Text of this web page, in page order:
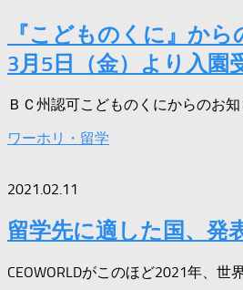
『こどものくに』か
3月5日（金）より入園
ＢＣ州認可こどものくにからのお
ワーホリ・留学
2021.02.11
留学先に適した国、発
CEOWORLDがこのほど2021年、